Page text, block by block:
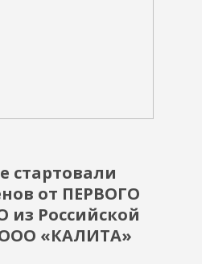
стартовали
от ПЕРВОГО
из Российской
«КАЛИТА»